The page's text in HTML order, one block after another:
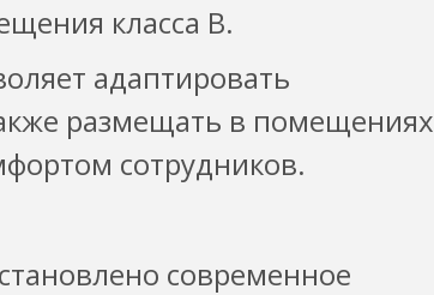
класса B.
адаптировать
размещать в помещениях
сотрудников.
современное